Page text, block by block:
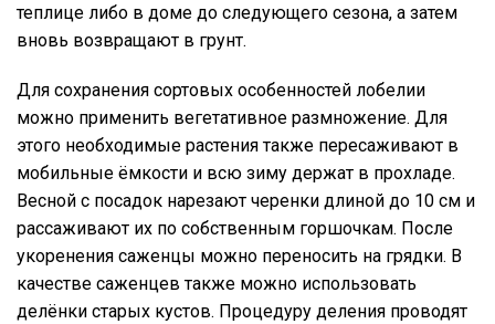
теплице либо в доме до следующего сезона, а затем
вновь возвращают в грунт.
Для сохранения сортовых особенностей лобелии
можно применить вегетативное размножение. Для
этого необходимые растения также пересаживают в
мобильные ёмкости и всю зиму держат в прохладе.
Весной с посадок нарезают черенки длиной до 10 см и
рассаживают их по собственным горшочкам. После
укоренения саженцы можно переносить на грядки. В
качестве саженцев также можно использовать
делёнки старых кустов. Процедуру деления проводят